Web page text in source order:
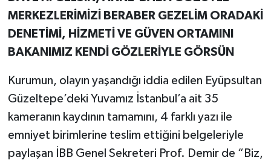
MERKEZLERİMİZİ BERABER GEZELİM ORADAKİ
DENETİMİ, HİZMETİ VE GÜVEN ORTAMINI
BAKANIMIZ KENDİ GÖZLERİYLE GÖRSÜN
Kurumun, olayın yaşandığı iddia edilen Eyüpsultan
Güzeltepe’deki Yuvamız İstanbul’a ait 35
kameranın kaydının tamamını, 4 farklı yazı ile
emniyet birimlerine teslim ettiğini belgeleriyle
paylaşan İBB Genel Sekreteri Prof. Demir de “Biz,